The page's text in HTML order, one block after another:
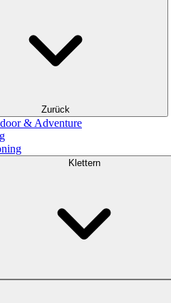
Zurück
& Adventure
Klettern